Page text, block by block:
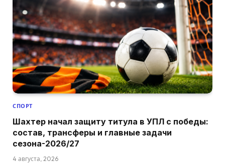
СПОРТ
Шахтер начал защиту титула в УПЛ с победы:
состав, трансферы и главные задачи
сезона-2026/27
4 августа, 2026